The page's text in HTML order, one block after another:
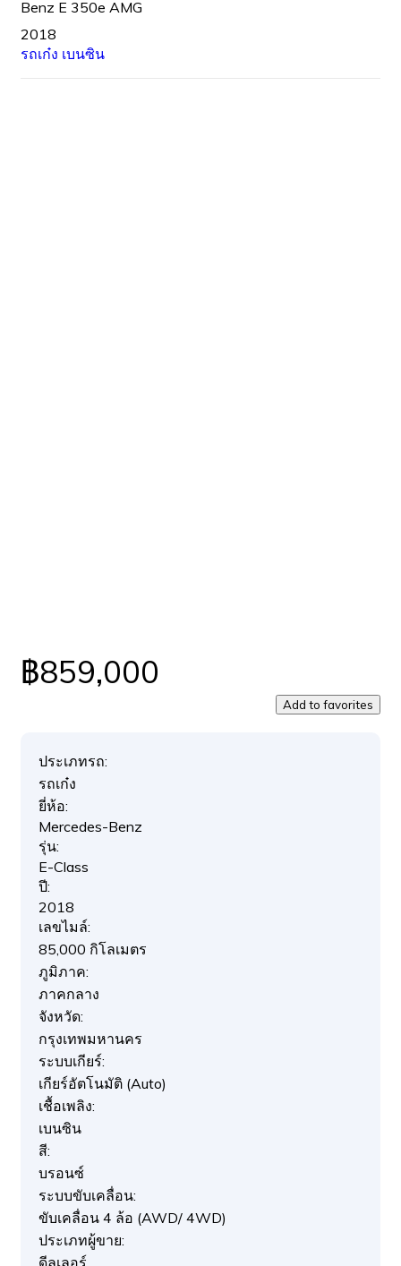
Benz E 350e AMG
2018
รถเก๋ง เบนซิน
฿859,000
Add to favorites
ประเภทรถ:
รถเก๋ง
ยี่ห้อ:
Mercedes-Benz
รุ่น:
E-Class
ปี:
2018
เลขไมล์:
85,000 กิโลเมตร
ภูมิภาค:
ภาคกลาง
จังหวัด:
กรุงเทพมหานคร
ระบบเกียร์:
เกียร์อัตโนมัติ (Auto)
เชื้อเพลิง:
เบนซิน
สี:
บรอนซ์
ระบบขับเคลื่อน:
ขับเคลื่อน 4 ล้อ (AWD/ 4WD)
ประเภทผู้ขาย:
ดีลเลอร์